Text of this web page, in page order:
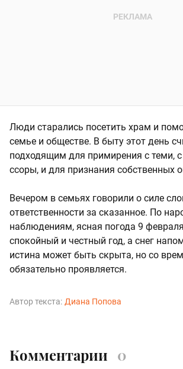
Люди старались посетить храм и
семье и обществе. В быту этот день
подходящим для примирения с теми,
ссоры, и для признания собственных
Вечером в семьях говорили о силе
ответственности за сказанное. По
наблюдениям, ясная погода 9
спокойный и честный год, а снег
истина может быть скрыта, но со
обязательно проявляется.
Автор текста: Диана Попова
Комментарии 0